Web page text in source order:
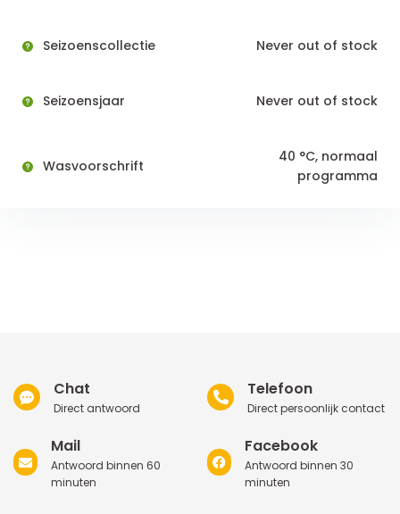
Seizoenscollectie Never out of stock
Seizoensjaar Never out of stock
Wasvoorschrift
40 °C, normaal
programma
Chat
Direct antwoord
Telefoon
Direct persoonlijk contact
Mail
Antwoord binnen 60
minuten
Facebook
Antwoord binnen 30
minuten